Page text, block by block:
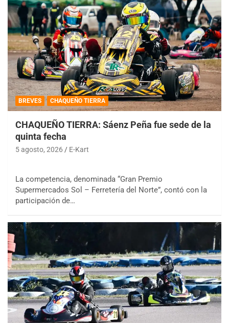
BREVES CHAQUEÑO TIERRA
CHAQUEÑO TIERRA: Sáenz Peña fue sede de la
quinta fecha
5 agosto, 2026 E-Kart
La competencia, denominada “Gran Premio
Supermercados Sol – Ferretería del Norte”, contó con la
participación de…